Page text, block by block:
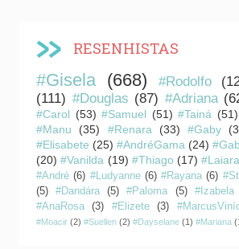
RESENHISTAS
#Gisela (668) #Rodolfo
(111) #Douglas (87) #Adriana
#Carol (53) #Samuel (51) #Tainá (51)
#Manu
(35) #Renara (33) #Gaby
#Elisabete (25) #AndréGama (24)
(20) #Vanilda (19) #Thiago (17) #Laiara
#André (6) #Ludyanne (6) #Rayana (6)
(5)
#Dandára (5) #Paloma (5) #Izabela
#AnaRosa
(3) #Elizete (3)
#Moacir (2) #Suellen (2) #Dayselane (1) #Mariana